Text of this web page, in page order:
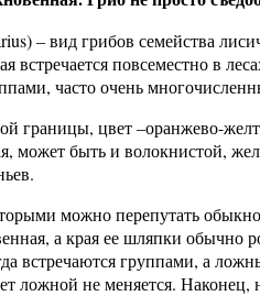
– вид грибов семейства
встречается повсеместно в
часто очень
границы, цвет –оранжево-
быть и волокнистой,
можно перепутать
а края ее шляпки обычно
встречаются группами, а
ложной не меняется.